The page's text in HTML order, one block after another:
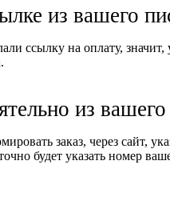
из вашего
ссылку на оплату,
из
заказ, через сайт,
будет указать номер